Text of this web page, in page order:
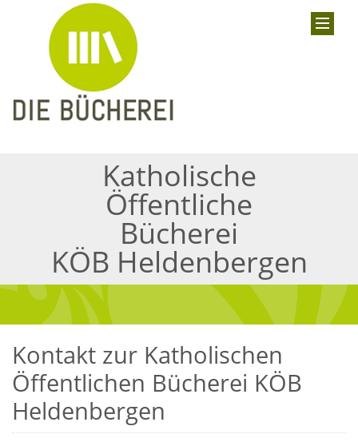
Katholische
Öffentliche
Bücherei
KÖB Heldenbergen
Kontakt zur Katholischen
Öffentlichen Bücherei KÖB
Heldenbergen